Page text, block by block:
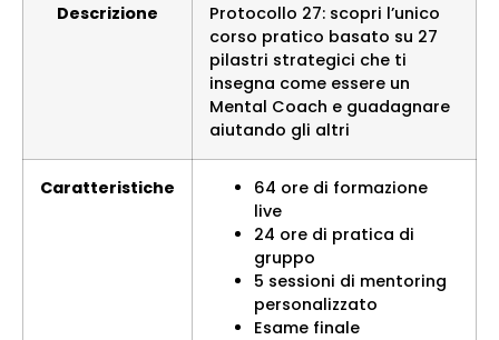
Descrizione
Protocollo 27: scopri l’unico
corso pratico basato su 27
pilastri strategici che ti
insegna come essere un
Mental Coach e guadagnare
aiutando gli altri
Caratteristiche
64 ore di formazione
live
24 ore di pratica di
gruppo
5 sessioni di mentoring
personalizzato
Esame finale